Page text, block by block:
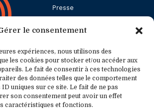
le consentement
expériences, nous utilisons des
les cookies pour stocker et/ou accéder aux
Le fait de consentir à ces technologies
des données telles que le comportement
uniques sur ce site. Le fait de ne pas
son consentement peut avoir un effet
caractéristiques et fonctions.
Presse
Contact
Contact presse
presse@fredericpetit.eu